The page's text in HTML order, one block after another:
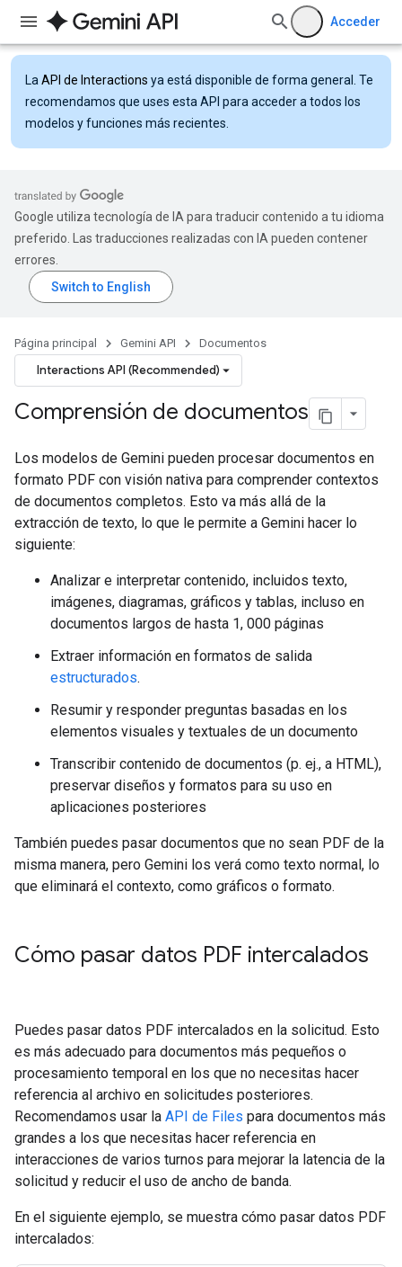
Acceder
La API de Interactions ya está disponible de forma general. Te
recomendamos que uses esta API para acceder a todos los
modelos y funciones más recientes.
Google utiliza tecnología de IA para traducir contenido a tu idioma
preferido. Las traducciones realizadas con IA pueden contener
errores.
Página principal Gemini API Documentos
Interactions API (Recommended)
Comprensión de documentos
Los modelos de Gemini pueden procesar documentos en
formato PDF con visión nativa para comprender contextos
de documentos completos. Esto va más allá de la
extracción de texto, lo que le permite a Gemini hacer lo
siguiente:
Analizar e interpretar contenido, incluidos texto,
imágenes, diagramas, gráficos y tablas, incluso en
documentos largos de hasta 1, 000 páginas
Extraer información en formatos de salida
estructurados.
Resumir y responder preguntas basadas en los
elementos visuales y textuales de un documento
Transcribir contenido de documentos (p. ej., a HTML),
preservar diseños y formatos para su uso en
aplicaciones posteriores
También puedes pasar documentos que no sean PDF de la
misma manera, pero Gemini los verá como texto normal, lo
que eliminará el contexto, como gráficos o formato.
Cómo pasar datos PDF intercalados
Puedes pasar datos PDF intercalados en la solicitud. Esto
es más adecuado para documentos más pequeños o
procesamiento temporal en los que no necesitas hacer
referencia al archivo en solicitudes posteriores.
Recomendamos usar la API de Files para documentos más
grandes a los que necesitas hacer referencia en
interacciones de varios turnos para mejorar la latencia de la
solicitud y reducir el uso de ancho de banda.
En el siguiente ejemplo, se muestra cómo pasar datos PDF
intercalados: